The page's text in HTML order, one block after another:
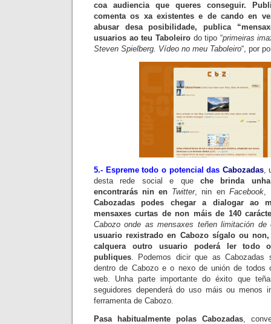
coa audiencia que queres conseguir.
comenta os xa existentes e de cando en
abusar desa posibilidade, publica
usuarios ao teu Taboleirodo tipo “primeiras
Steven Spielberg. Vídeo no meu Taboleiro“, por
5.- Espreme todo o potencial das Cabozadas,
desta rede social e que che brinda
encontrarás nin en Twitter, nin en Facebook,
Cabozadas podes chegar a dialogar ao
mensaxes curtas de non máis de 140
Cabozo onde as mensaxes teñen limitación de
usuario rexistrado en Cabozosígalo ou non,
calquera outro usuario poderá ler todo
publiques. Podemos dicir que asCabozadas
dentro de Cabozoe o nexo de unión de todos
web. Unha parte importante do éxito que
seguidores dependerá do uso máis ou menos
ferramenta de Cabozo.
Pasa habitualmente polas Cabozadas,